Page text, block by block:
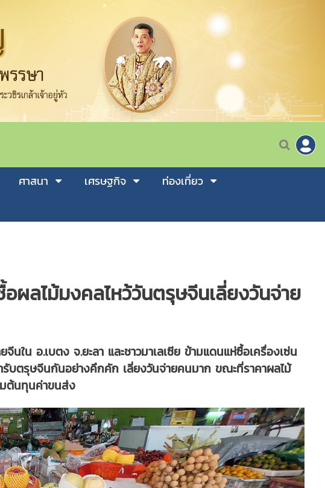
ศาสนา เศรษฐกิจ
ท่องเที่ยว
ผลไม้มงคลไหว้วันตรุษจีนเลี่ยงวันจ่าย
จีนใน อ.เบตง จ.ยะลา และชาวมาเลเซีย ข้ามแดนแห่ซื้อเครื่องเซ่น
รับตรุษจีนกันอย่างคึกคัก เลี่ยงวันจ่ายคนมาก ขณะที่ราคาผลไม้
ต้นทุนค่าขนส่ง